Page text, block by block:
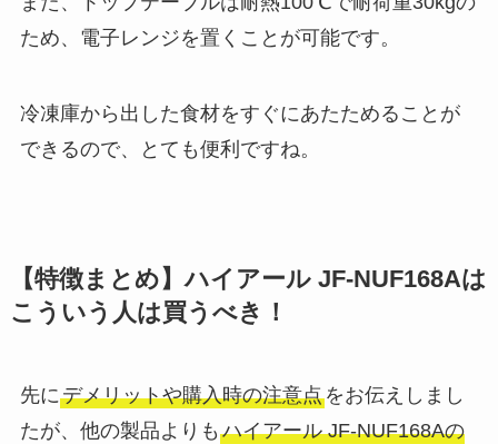
ため、電子レンジを置くことが可能です。
冷凍庫から出した食材をすぐにあたためることが
できるので、とても便利ですね。
【特徴まとめ】ハイアール JF-NUF168Aは
こういう人は買うべき！
先にデメリットや購入時の注意点をお伝えしまし
たが、他の製品よりも ハイアール JF-NUF168Aの